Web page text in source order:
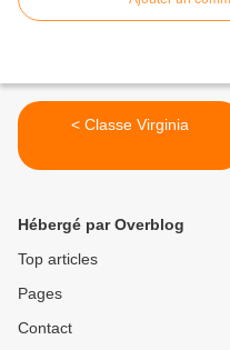
< Classe Virginia
Hébergé par Overblog
Top articles
Pages
Contact